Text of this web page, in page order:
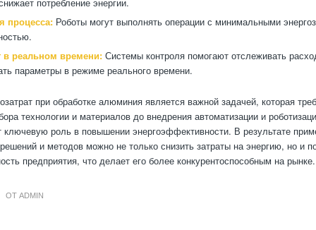
процесса: Роботы могут выполнять операции с минимальными
в реальном времени: Системы контроля помогают отслеживать
параметры в режиме реального времени.
при обработке алюминия является важной задачей, которая
технологии и материалов до внедрения автоматизации и
ключевую роль в повышении энергоэффективности. В результате
и методов можно не только снизить затраты на энергию, но и
предприятия, что делает его более конкурентоспособным на рынке.
ОТ ADMIN